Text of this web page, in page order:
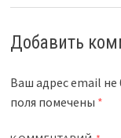
Добавить
Ваш адрес email не
поля помечены *